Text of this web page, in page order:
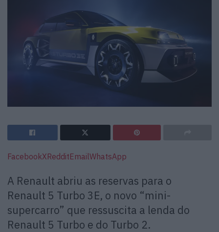
FacebookXRedditEmailWhatsApp
A Renault abriu as reservas para o
Renault 5 Turbo 3E, o novo “mini-
supercarro” que ressuscita a lenda do
Renault 5 Turbo e do Turbo 2.